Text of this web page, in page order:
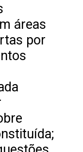
áreas
por